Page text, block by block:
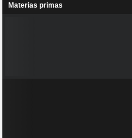
269 M
Materias primas